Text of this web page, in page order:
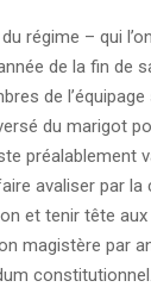
régime – qui
de la fin de
de
du marigot
préalablement
avaliser par
et tenir tête
magistère par